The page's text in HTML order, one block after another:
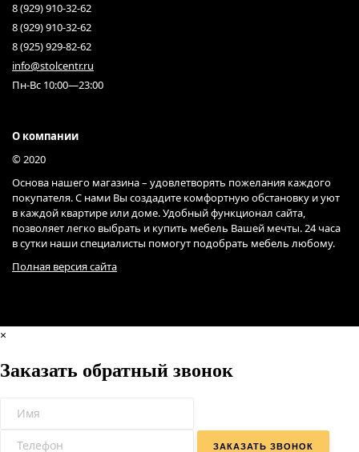
8 (929) 910-32-62
8 (929) 910-32-62
8 (925) 929-82-62
info@stolcentr.ru
Пн-Вс 10:00—23:00
О компании
© 2020
Основа нашего магазина – удовлетворять пожелания каждого
покупателя. С нами Вы создадите комфортную обстановку и уют
в каждой квартире или доме. Удобный функционал сайта,
позволяет легко выбрать и купить мебель Вашей мечты. 24 часа
в сутки наши специалисты помогут подобрать мебель любому.
Полная версия сайта
×
Заказать обратный звонок